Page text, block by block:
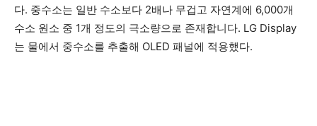
다. 중수소는 일반 수소보다 2배나 무겁고 자연계에 6,000개
수소 원소 중 1개 정도의 극소량으로 존재합니다. LG Display
는 물에서 중수소를 추출해 OLED 패널에 적용했다.